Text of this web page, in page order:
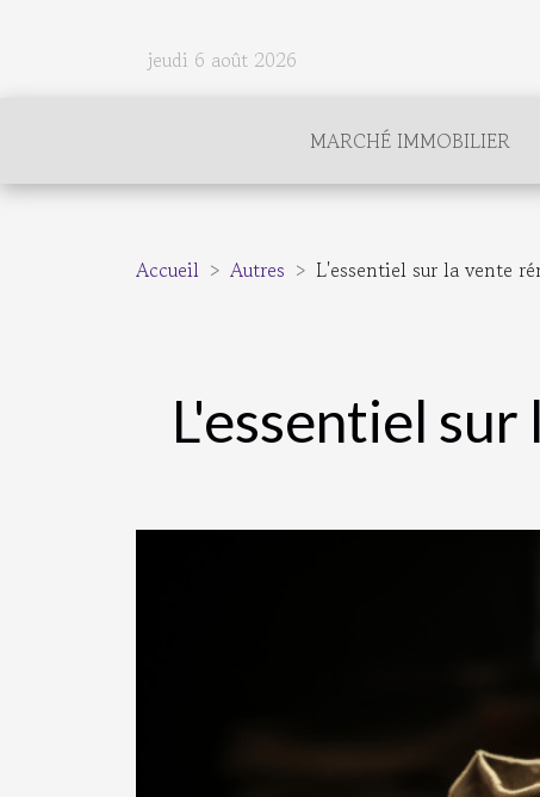
jeudi 6 août 2026
MARCHÉ IMMOBILIER
Accueil Autres L'essentiel sur la vente
L'essentiel